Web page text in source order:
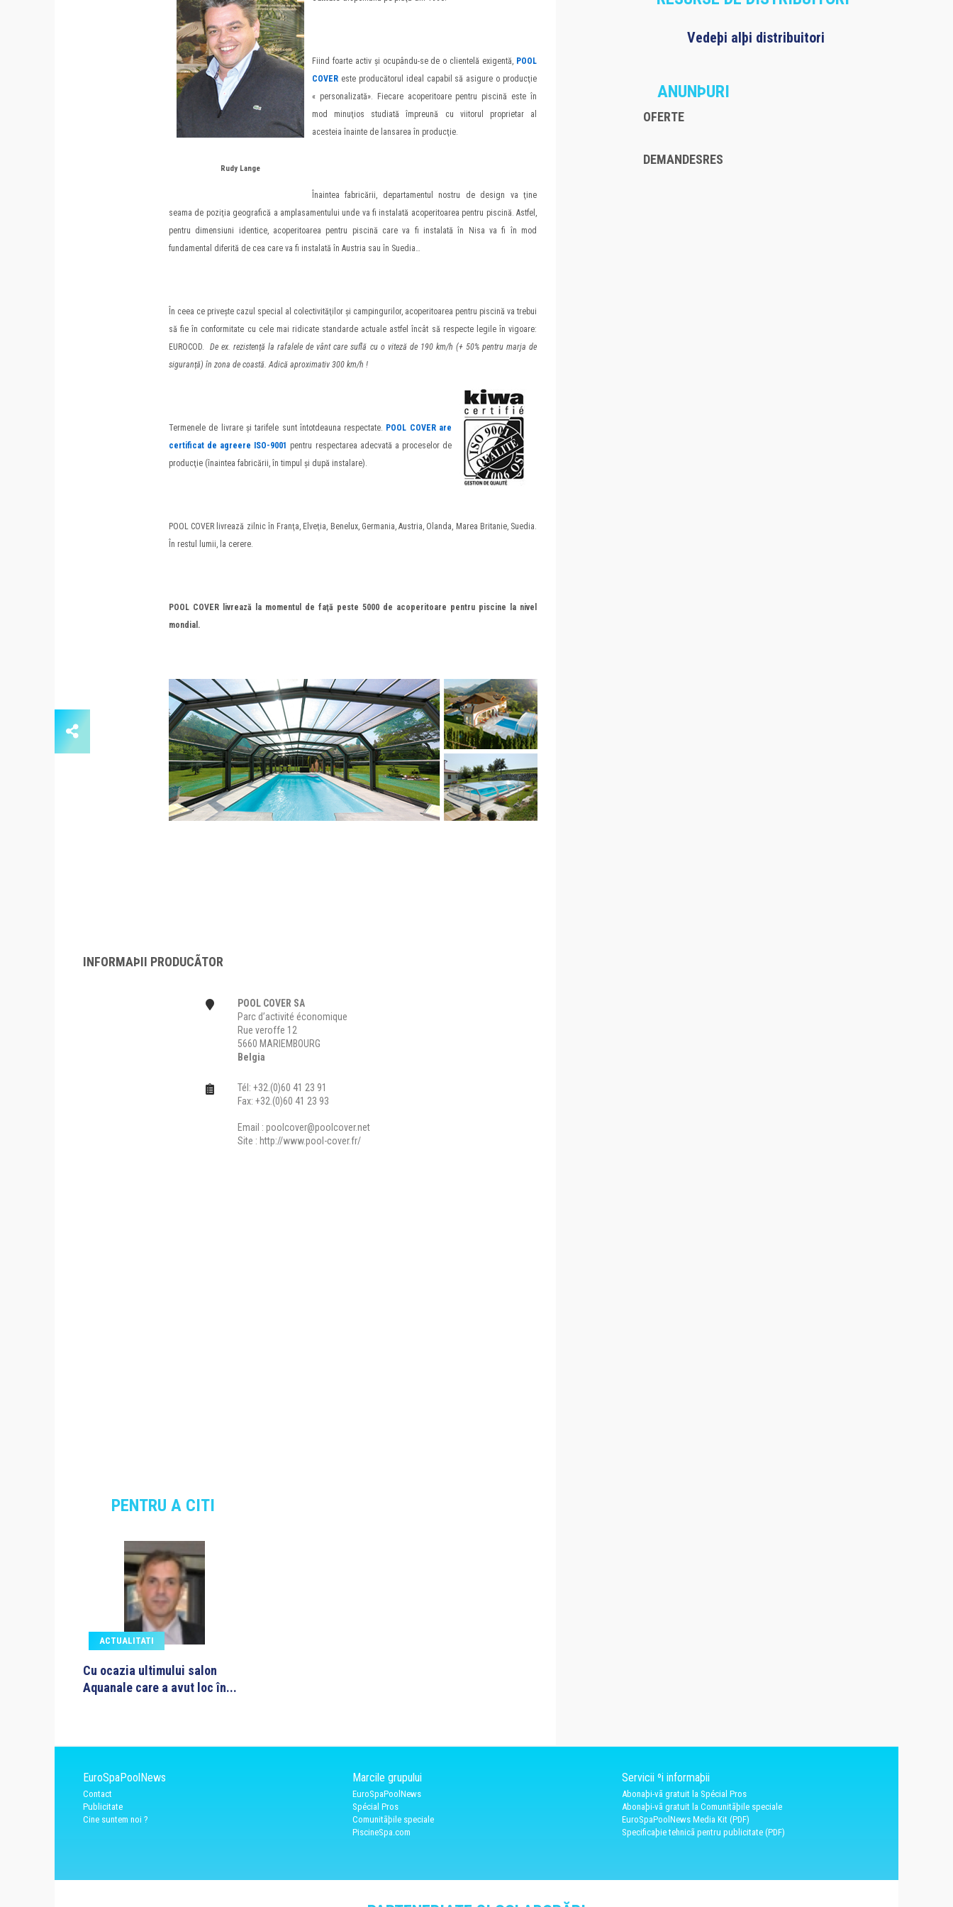
Rudy Lange
Fiind foarte activ şi ocupându-se de o clientelă exigentă, POOL
COVER este producătorul ideal capabil să asigure o producţie
« personalizată». Fiecare acoperitoare pentru piscină este în
mod minuţios studiată împreună cu viitorul proprietar al
acesteia înainte de lansarea în producţie.
Înaintea fabricării, departamentul nostru de design va ţine
seama de poziţia geografică a amplasamentului unde va fi instalată acoperitoarea pentru piscină. Astfel,
pentru dimensiuni identice, acoperitoarea pentru piscină care va fi instalată în Nisa va fi în mod
fundamental diferită de cea care va fi instalată în Austria sau în Suedia…
În ceea ce priveşte cazul special al colectivităţilor şi campingurilor, acoperitoarea pentru piscină va trebui
să fie în conformitate cu cele mai ridicate standarde actuale astfel încât să respecte legile în vigoare:
EUROCOD.De ex. rezistenţă la rafalele de vânt care suflă cu o viteză de 190 km/h (+ 50% pentru marja de
siguranţă) în zona de coastă. Adică aproximativ 300 km/h !
Termenele de livrare şi tarifele sunt întotdeauna respectate. POOL COVER are
certificat de agreere ISO-9001 pentru respectarea adecvată a proceselor de
producţie (înaintea fabricării, în timpul şi după instalare).
POOL COVER livrează zilnic în Franţa, Elveţia, Benelux, Germania, Austria, Olanda, Marea Britanie, Suedia.
În restul lumii, la cerere.
POOL COVER livrează la momentul de faţă peste 5000 de acoperitoare pentru piscine la nivel
mondial.
INFORMAÞII PRODUCÃTOR
POOL COVER SA
Parc d’activité économique
Rue veroffe 12
5660 MARIEMBOURG
Belgia
Tél: +32.(0)60 41 23 91
Fax: +32.(0)60 41 23 93
Email : poolcover@poolcover.net
Site : http://www.pool-cover.fr/
PENTRU A CITI
ACTUALITATI
Cu ocazia ultimului salon
Aquanale care a avut loc în...
Vedeþi alþi distribuitori
ANUNÞURI
OFERTE
DEMANDESRES
EuroSpaPoolNews
Contact
Publicitate
Cine suntem noi ?
Marcile grupului
EuroSpaPoolNews
Spécial Pros
Comunitãþile speciale
PiscineSpa.com
Servicii ºi informaþii
Abonaþi-vã gratuit la Spécial Pros
Abonaþi-vã gratuit la Comunitãþile speciale
EuroSpaPoolNews Media Kit (PDF)
Specificaþie tehnicã pentru publicitate (PDF)